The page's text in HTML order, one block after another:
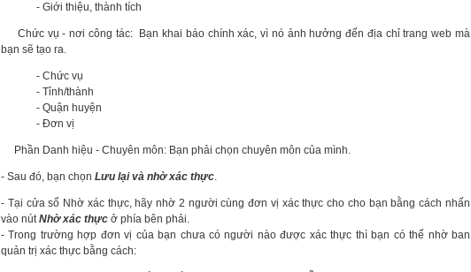
- Giới thiệu, thành tích
Chức vụ - nơi công tác:
Bạn khai báo chính xác, vì nó ảnh hưởng đến địa chỉ trang web mà
bạn sẽ tạo ra.
- Chức vụ
- Tỉnh/thành
- Quận huyện
- Đơn vị
Phần Danh hiệu - Chuyên môn: Bạn phải chọn chuyên môn của mình.
- Sau đó, bạn chọn Lưu lại và nhờ xác thực.
- Tại cửa sổ Nhờ xác thực, hãy nhờ 2 người cùng đơn vị xác thực cho cho bạn bằng cách nhấn
vào nútNhờ xác thực ở phía bên phải.
- Trong trường hợp đơn vị của bạn chưa có người nào được xác thực thì bạn có thể nhờ ban
quản trị xác thực bằng cách: